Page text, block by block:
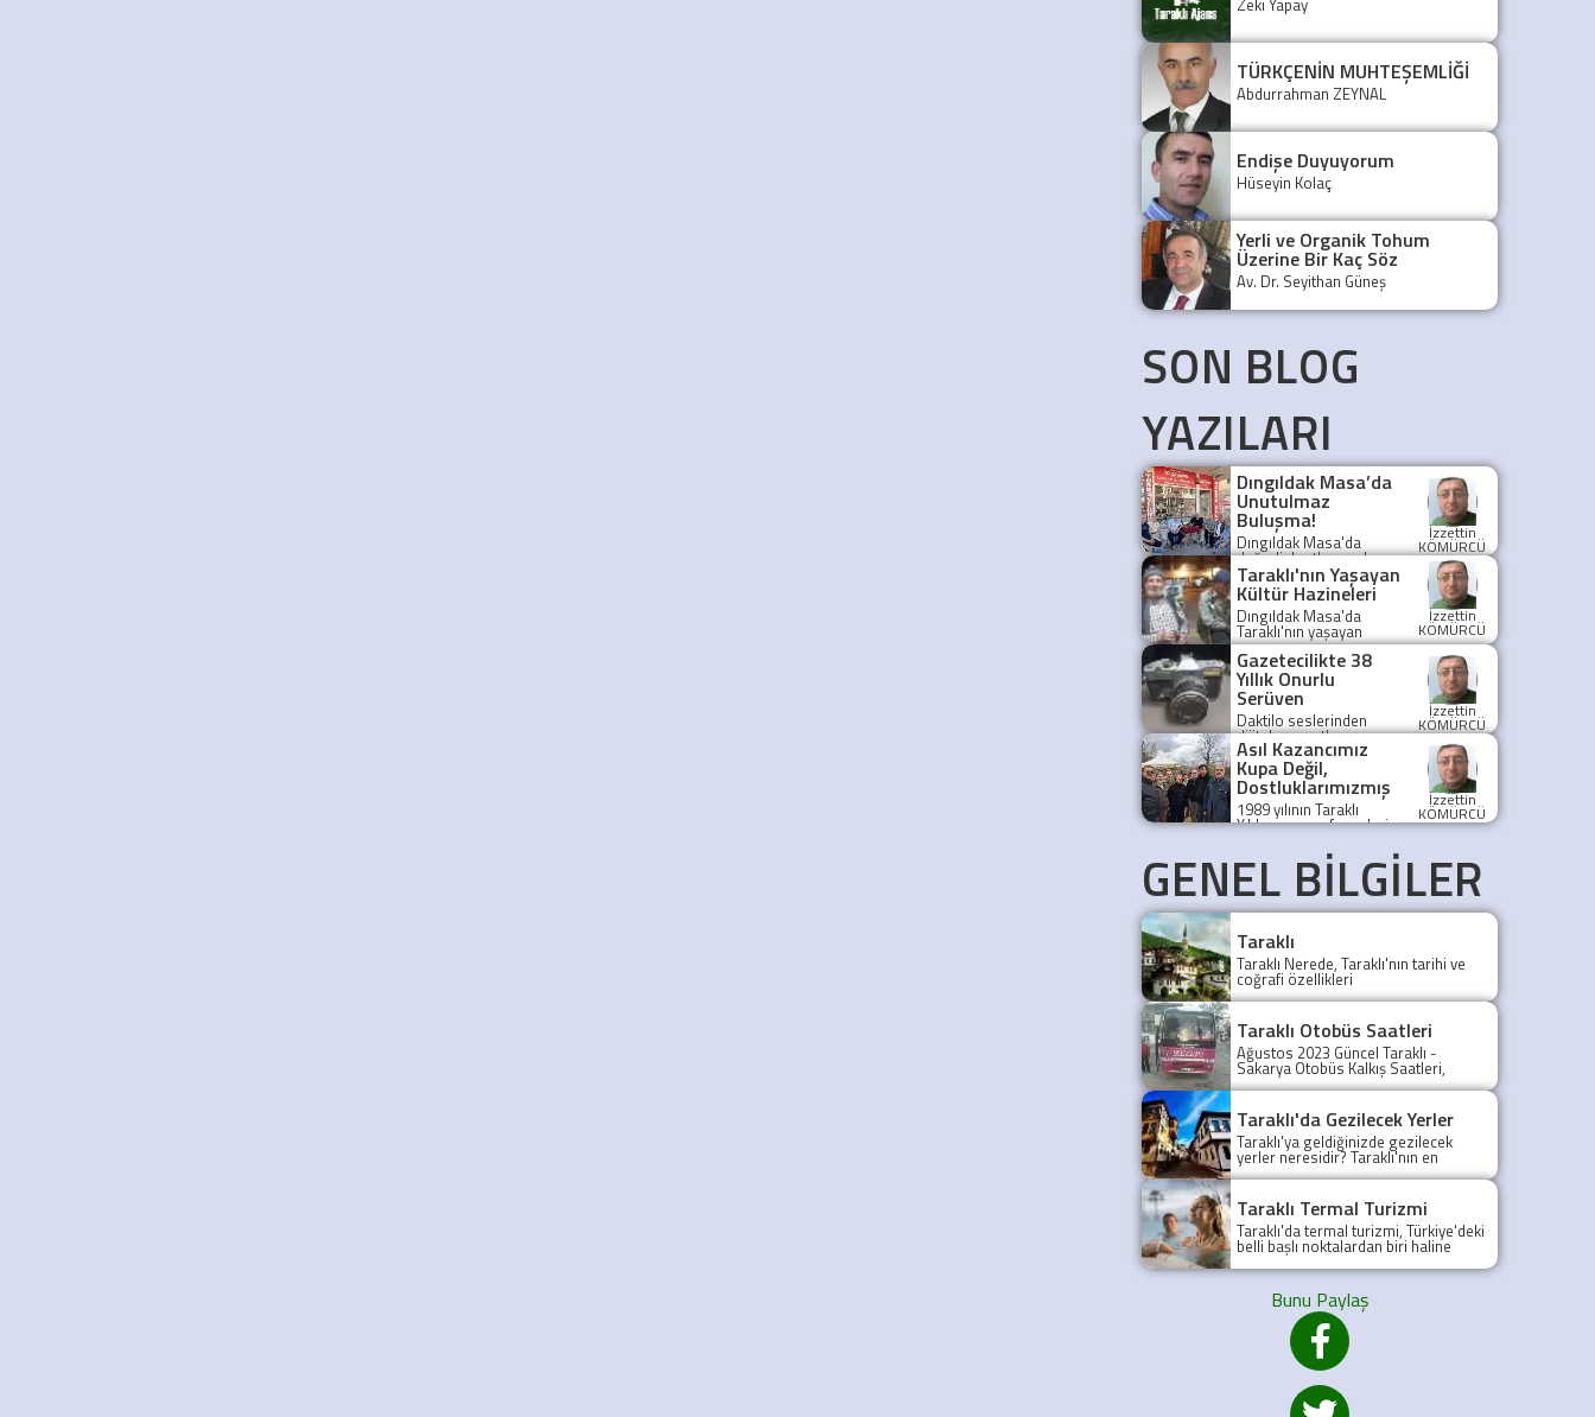
TÜRKÇENİN MUHTEŞEMLİĞİ
Abdurrahman ZEYNAL
Endişe Duyuyorum
Hüseyin Kolaç
Yerli ve Organik Tohum
Üzerine Bir Kaç Söz
Av. Dr. Seyithan Güneş
SON BLOG
YAZILARI
Dıngıldak Masa’da
Unutulmaz
Buluşma!
Dıngıldak Masa'da
değerli dostlarımızla
buluşup geçmişi,
bugünü ve geleceği
samimiyetle konuştuk.
İzzettin
KÖMÜRCÜ
Taraklı'nın Yaşayan
Kültür Hazineleri
Dıngıldak Masa'da
Taraklı'nın yaşayan
değerleri Urgancı Apti
ve Kadir Aktepe ile
unutulmaz bir sohbet
gerçekleştirdik.
İzzettin
KÖMÜRCÜ
Gazetecilikte 38
Yıllık Onurlu
Serüven
Daktilo seslerinden
dijital manşetlere
uzanan 38 yıllık bir
gazetecilik serüveni,
hakikatin peşindeki bir
ömrü özetliyor.
İzzettin
KÖMÜRCÜ
Asıl Kazancımız
Kupa Değil,
Dostluklarımızmış
1989 yılının Taraklı
Yıldırımspor efsaneleri,
cemiyetinde bir araya
gelerek eski günleri yad
etti.
İzzettin
KÖMÜRCÜ
GENEL BİLGİLER
Taraklı
Taraklı Nerede, Taraklı'nın tarihi ve
coğrafi özellikleri
Taraklı Otobüs Saatleri
Ağustos 2023 Güncel Taraklı -
Sakarya Otobüs Kalkış Saatleri,
Taraklı Otobüs Saatler 2021, Taraklı
Otobüs Tarifesi, Taraklı Sakarya ilk
otobüs ne zaman? Taraklı - Sakarya
Son Otobüs Ne zaman? Sakarya
Taraklı İlk Otobüs Ne Zaman, Sakarya
Taraklı Otobüs Saatleri, Taraklı Koop
Otobüs Saatleri
Taraklı'da Gezilecek Yerler
Taraklı'ya geldiğinizde gezilecek
yerler neresidir? Taraklı'nın en
popüler gezilecek yerleri yazımızda.
Taraklı Termal Turizmi
Taraklı'da termal turizmi, Türkiye'deki
belli başlı noktalardan biri haline
gelmiştir.